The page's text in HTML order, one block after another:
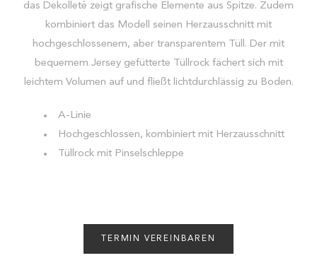
das Dekolleté zeigt grafische Elemente aus Spitze. Zudem
kombiniert das Modell seinen Herzausschnitt mit
hochgeschlossenem, aber transparentem Tüll. Der mit
bequemem Jersey gefütterte Tüllrock fächert sich mit
leichtem Volumen auf und fließt lichtdurchlässig zu Boden.
A-Linie
Hochgeschlossen, kombiniert mit Herzausschnitt
Tüllrock mit Pinselschleppe
TERMIN VEREINBAREN